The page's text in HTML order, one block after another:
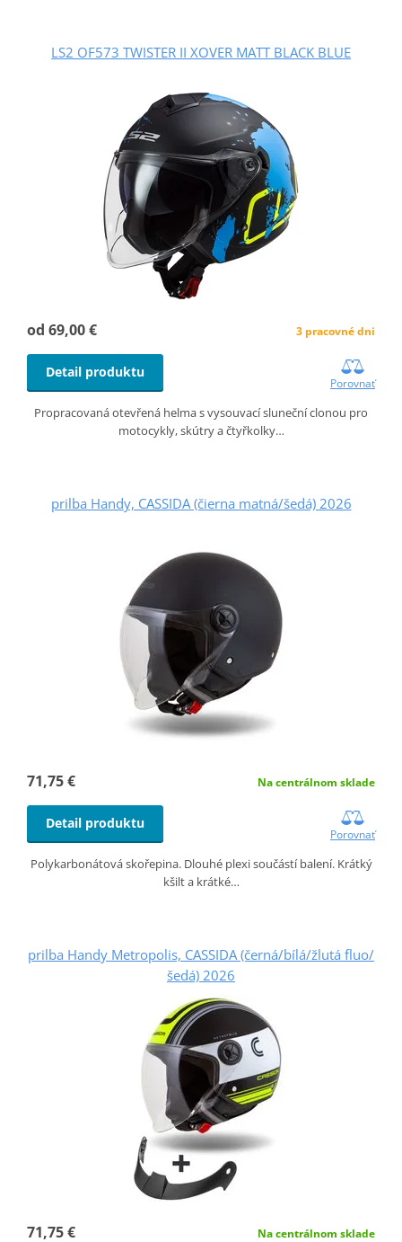
LS2 OF573 TWISTER II XOVER MATT BLACK BLUE
od 69,00 € 3 pracovné dni
Detail produktu
Porovnať
Propracovaná otevřená helma s vysouvací sluneční clonou pro
motocykly, skútry a čtyřkolky…
prilba Handy, CASSIDA (čierna matná/šedá) 2026
71,75 € Na centrálnom sklade
Detail produktu
Porovnať
Polykarbonátová skořepina. Dlouhé plexi součástí balení. Krátký
kšilt a krátké…
prilba Handy Metropolis, CASSIDA (černá/bílá/žlutá fluo/
šedá) 2026
71,75 € Na centrálnom sklade